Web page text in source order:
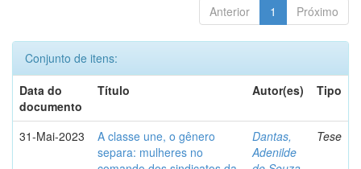
Anterior 1 Próximo
Conjunto de itens:
Data do
documento
Título Autor(es) Tipo
31-Mai-2023
A classe une, o gênero
separa: mulheres no
Dantas,
Adenilde
Tese